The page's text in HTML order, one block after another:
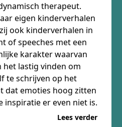
therapeut.
eigen kinderverhalen
ook kinderverhalen in
of speeches met een
karakter waarvan
het lastig vinden om
te schrijven op het
dat emoties hoog zitten
inspiratie er even niet is.
Lees verder